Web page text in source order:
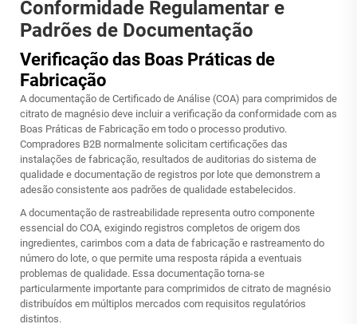
Conformidade Regulamentar e
Padrões de Documentação
Verificação das Boas Práticas de
Fabricação
A documentação de Certificado de Análise (COA) para comprimidos de
citrato de magnésio deve incluir a verificação da conformidade com as
Boas Práticas de Fabricação em todo o processo produtivo.
Compradores B2B normalmente solicitam certificações das
instalações de fabricação, resultados de auditorias do sistema de
qualidade e documentação de registros por lote que demonstrem a
adesão consistente aos padrões de qualidade estabelecidos.
A documentação de rastreabilidade representa outro componente
essencial do COA, exigindo registros completos de origem dos
ingredientes, carimbos com a data de fabricação e rastreamento do
número do lote, o que permite uma resposta rápida a eventuais
problemas de qualidade. Essa documentação torna-se
particularmente importante para comprimidos de citrato de magnésio
distribuídos em múltiplos mercados com requisitos regulatórios
distintos.